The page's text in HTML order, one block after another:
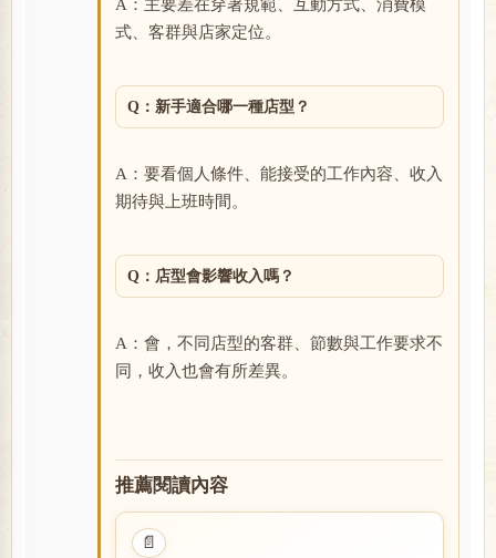
A：主要差在穿著規範、互動方式、消費模
式、客群與店家定位。
Q：新手適合哪一種店型？
A：要看個人條件、能接受的工作內容、收入
期待與上班時間。
Q：店型會影響收入嗎？
A：會，不同店型的客群、節數與工作要求不
同，收入也會有所差異。
推薦閱讀內容
📄